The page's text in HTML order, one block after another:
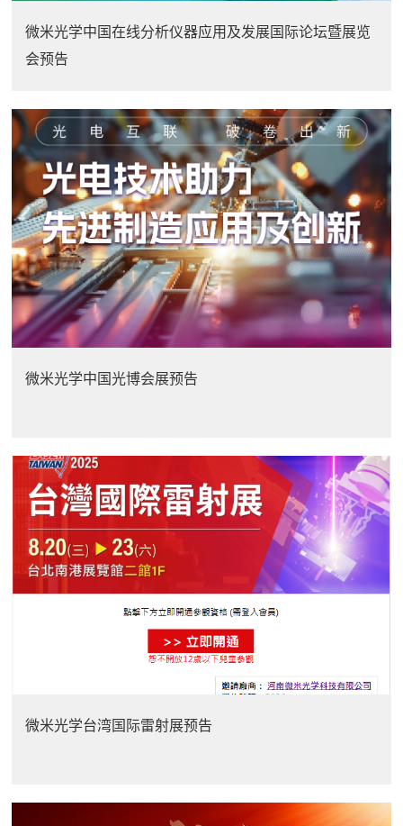
微米光学中国在线分析仪器应用及发展国际论坛暨展览
会预告
微米光学中国光博会展预告
微米光学台湾国际雷射展预告